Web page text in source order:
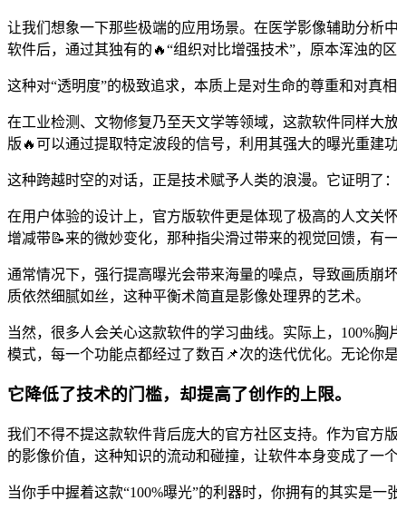
让我们想象一下那些极端的应用场景。在医学影像辅助分析
软件后，通过其独有的🔥“组织对比增强技术”，原本浑浊的
这种对“透明度”的极致追求，本质上是对生命的尊重和对真
在工业检测、文物修复乃至天文学等领域，这款软件同样大
版🔥可以通过提取特定波段的信号，利用其强大的曝光重建
这种跨越时空的对话，正是技术赋予人类的浪漫。它证明了
在用户体验的设计上，官方版软件更是体现了极高的人文关
增减带📝来的微妙变化，那种指尖滑过带来的视觉回馈，有
通常情况下，强行提高曝光会带来海量的噪点，导致画质崩
质依然细腻如丝，这种平衡术简直是影像处理界的艺术。
当然，很多人会关心这款软件的学习曲线。实际上，100%
模式，每一个功能点都经过了数百📌次的迭代优化。无论你
它降低了技术的门槛，却提高了创作的上限。
我们不得不提这款软件背后庞大的官方社区支持。作为官方
的影像价值，这种知识的流动和碰撞，让软件本身变成了一
当你手中握着这款“100%曝光”的利器时，你拥有的其实是一